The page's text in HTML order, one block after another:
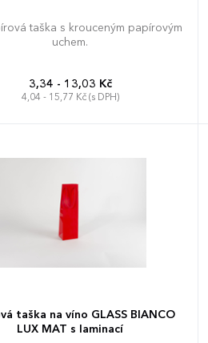
taška s krouceným papírovým
uchem.
3,34 - 13,03 Kč
4,04 - 15,77 Kč (s DPH)
taška na víno GLASS BIANCO
LUX MAT s laminací